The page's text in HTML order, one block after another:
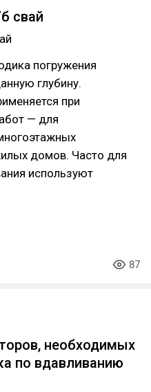
свай
погружения
глубину.
при
— для
домов. Часто для
используют
87
необходимых
по вдавливанию